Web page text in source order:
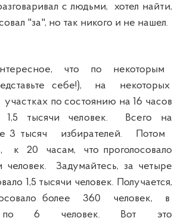
с людьми, хотел найти,
"за", но так никого и не нашел.
что по некоторым
себе!), на некоторых
участках по состоянию на 16 часов
1,5 тысячи человек. Всего на
3 тысяч избирателей. Потом
20 часам, что проголосовало
человек. Задумайтесь, за четыре
1,5 тысячи человек. Получается,
более 360 человек, в
6 человек. Вот это